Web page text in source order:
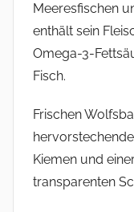
Meeresfischen
enthält sein
Omega-3-
Fisch.
Frischen
Kiemen und
transparenten